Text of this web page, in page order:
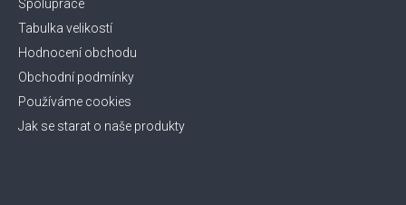
Spolupráce
Tabulka velikostí
Hodnocení obchodu
Obchodní podmínky
Používáme cookies
Jak se starat o naše produkty